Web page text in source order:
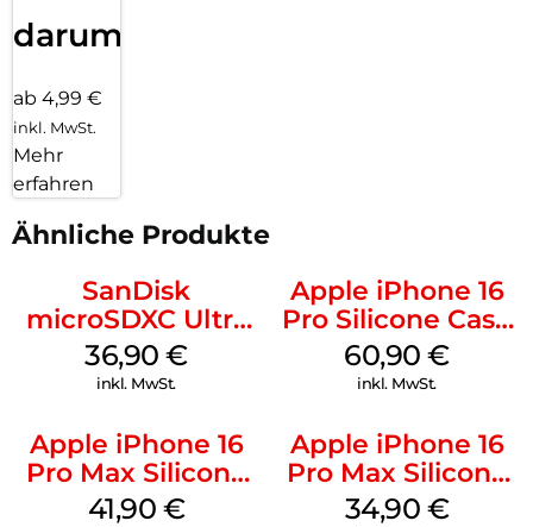
darum!
ab 4,99 €
inkl. MwSt.
Mehr
erfahren
Ähnliche Produkte
SanDisk
microSDXC Ultra
128 GB + Adapter
Mobile
36,90€
inkl. MwSt.
Apple iPhone 16
Pro Silicone Case
MagSafe Stone
Gray
60,90€
inkl. MwSt.
Apple iPhone 16
Pro Max Silicone
Case MagSafe
41,90 €
Apple iPhone 16
Pro Max Silicone
Case MagSafe
34,90 €